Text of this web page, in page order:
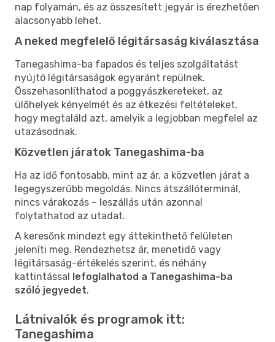
nap folyamán, és az összesített jegyár is érezhetően
alacsonyabb lehet.
A neked megfelelő légitársaság kiválasztása
Tanegashima-ba fapados és teljes szolgáltatást
nyújtó légitársaságok egyaránt repülnek.
Összehasonlíthatod a poggyászkereteket, az
ülőhelyek kényelmét és az étkezési feltételeket,
hogy megtaláld azt, amelyik a legjobban megfelel az
utazásodnak.
Közvetlen járatok Tanegashima-ba
Ha az idő fontosabb, mint az ár, a közvetlen járat a
legegyszerűbb megoldás. Nincs átszállóterminál,
nincs várakozás – leszállás után azonnal
folytathatod az utadat.
A keresőnk mindezt egy áttekinthető felületen
jeleníti meg. Rendezhetsz ár, menetidő vagy
légitársaság-értékelés szerint, és néhány
kattintással lefoglalhatod a Tanegashima-ba
szóló jegyedet.
Látnivalók és programok itt:
Tanegashima